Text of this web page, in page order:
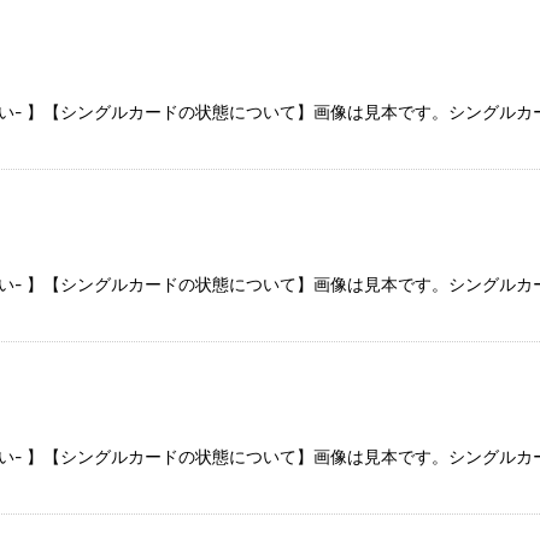
- 】【シングルカードの状態について】画像は見本です。シングル
- 】【シングルカードの状態について】画像は見本です。シングル
- 】【シングルカードの状態について】画像は見本です。シングル